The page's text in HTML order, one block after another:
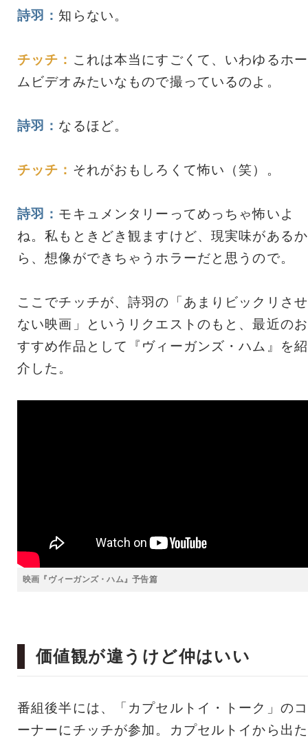
詩羽：知らない。
チッチ： これは本当にすごくて、いわゆるホー
ムビデオみたいなもので撮っているのよ。
詩羽： なるほど。
チッチ： それがおもしろくて怖い（笑）。
詩羽： モキュメンタリーってめっちゃ怖いよ
ね。私もときどき観ますけど、現実味があるか
ら、想像ができちゃうホラーだと思うので。
ここでチッチが、詩羽の「あまりビックリさせ
ない映画」というリクエストのもと、最近のお
すすめ作品として『ヴィーガンズ・ハム』を紹
介した。
映画『ヴィーガンズ・ハム』予告篇
価値観が違うけど仲はいい
番組後半には、「カプセルトイ・トーク」のコ
ーナーにチッチが参加。カプセルトイから出た